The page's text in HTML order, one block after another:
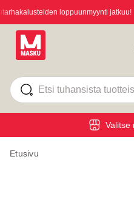
loppuunmyynti jatkuu!
Valitse
Etusivu